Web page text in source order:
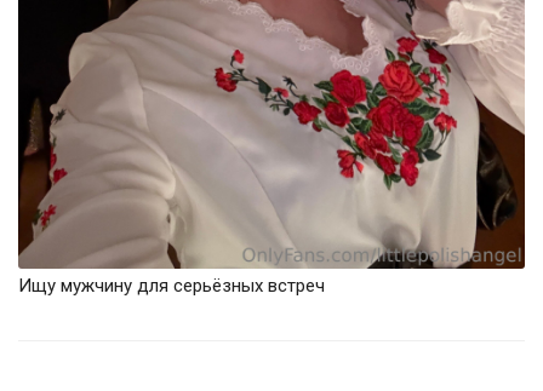
Ищу мужчину для серьёзных встреч